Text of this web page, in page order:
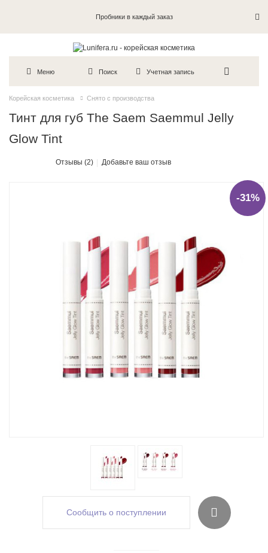
Пробники в каждый заказ
Меню Поиск Учетная запись
Корейская косметика Снято с производства
Тинт для губ The Saem Saemmul Jelly
Glow Tint
Отзывы (2) Добавьте ваш отзыв
-31%
Сообщить о поступлении